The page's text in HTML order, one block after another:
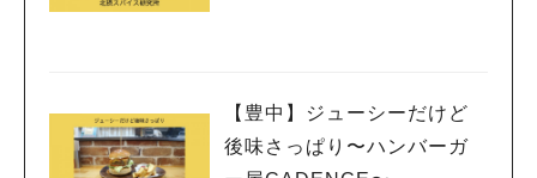
【豊中】ジューシーだけど
後味さっぱり〜ハンバーガ